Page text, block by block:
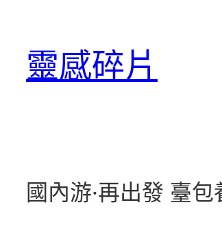
靈感碎片
國內游·再出發 臺